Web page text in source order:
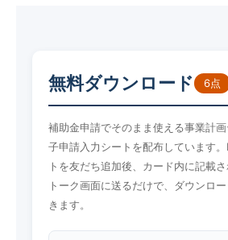
無料ダウンロード 6点
補助金申請でそのまま使える事業計
子申請入力シートを配布しています
トを友だち追加後、カード内に記載
トーク画面に送るだけで、ダウンロ
きます。